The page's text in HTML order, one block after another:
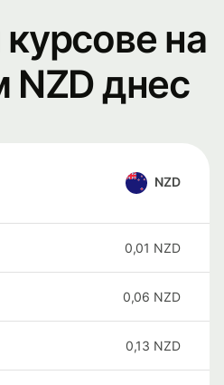
на
NZD днес
NZD
0,01 NZD
0,06 NZD
0,13 NZD